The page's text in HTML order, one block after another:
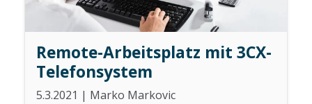
Remote-Arbeitsplatz mit 3CX-
Telefonsystem
5.3.2021 | Marko Markovic